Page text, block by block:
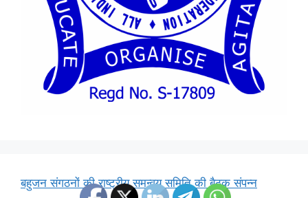
बहुजन संगठनों की राष्ट्रीय समन्वय समिति की बैठक संपन्न